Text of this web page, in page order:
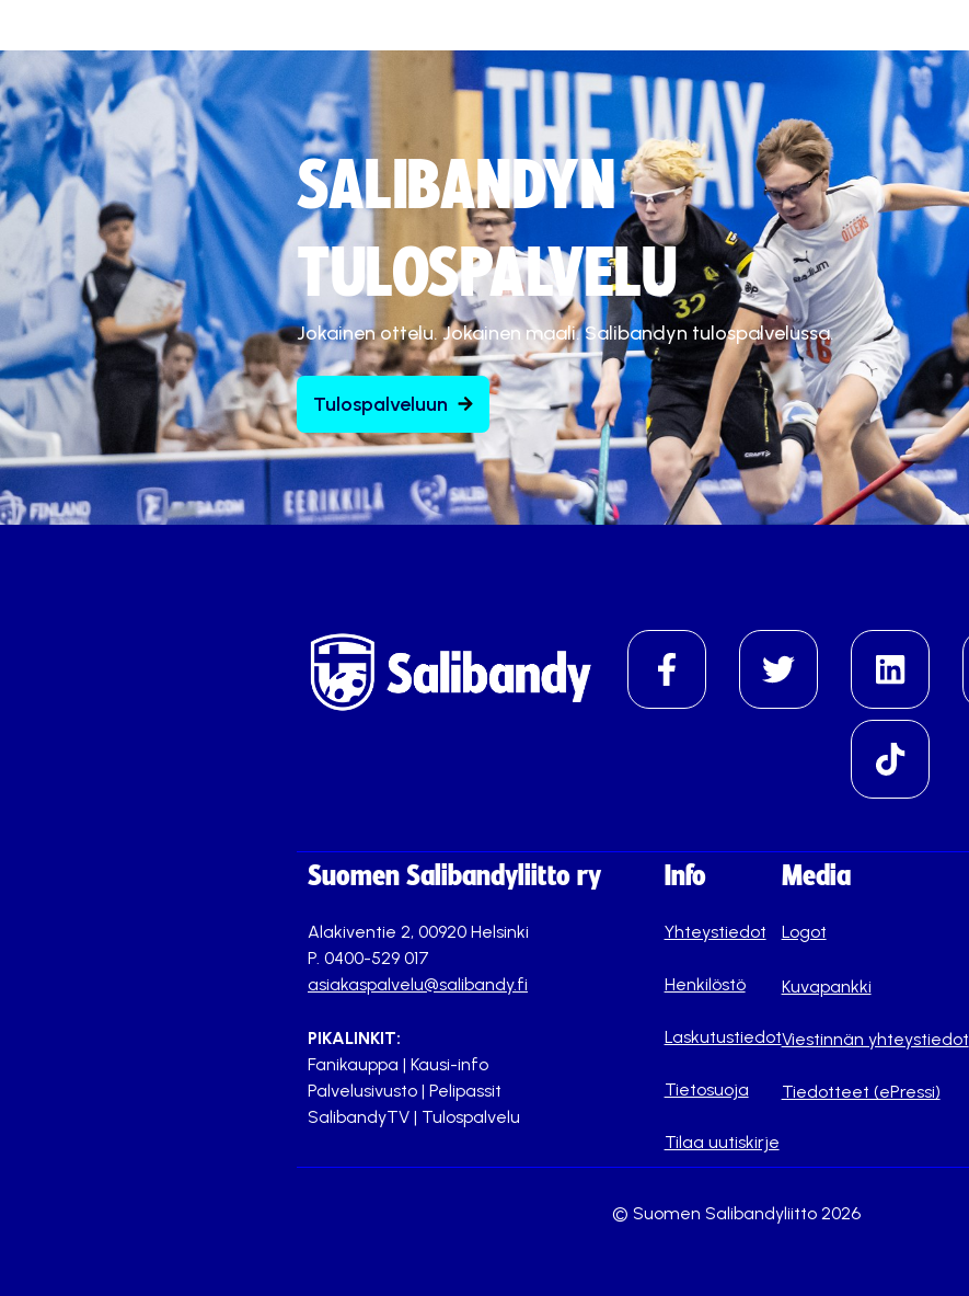
SALIBANDYN
TULOSPALVELU
Jokainen ottelu. Jokainen maali. Salibandyn tulospalvelussa.
Tulospalveluun
Suomen Salibandyliitto ry
Alakiventie 2, 00920 Helsinki
P. 0400-529 017
asiakaspalvelu@salibandy.fi
PIKALINKIT:
Fanikauppa | Kausi-info
Palvelusivusto | Pelipassit
SalibandyTV | Tulospalvelu
Info
Yhteystiedot
Henkilöstö
Laskutustiedot
Tietosuoja
Tilaa uutiskirje
Media
Logot
Kuvapankki
Viestinnän yhteystiedot
Tiedotteet (ePressi)
© Suomen Salibandyliitto 2026